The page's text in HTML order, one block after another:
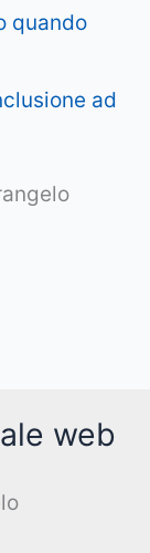
quando
ad
web